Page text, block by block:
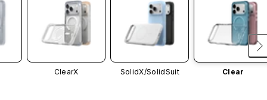
ClearX SolidX/SolidSuit Clear